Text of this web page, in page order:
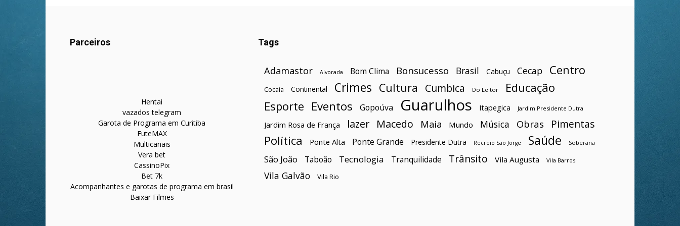
Parceiros
Hentai
vazados telegram
Garota de Programa em Curitiba
FuteMAX
Multicanais
Vera bet
CassinoPix
Bet 7k
Acompanhantes e garotas de programa em brasil
Baixar Filmes
Tags
Adamastor Alvorada Bom Clima Bonsucesso Brasil Cabuçu Cecap Centro
Cocaia Continental Crimes Cultura Cumbica Do Leitor Educação
Esporte Eventos Gopoúva Guarulhos Itapegica Jardim Presidente Dutra
Jardim Rosa de França lazer Macedo Maia Mundo Música Obras Pimentas
Política Ponte Alta Ponte Grande Presidente Dutra Recreio São Jorge Saúde Soberana
São João Taboão Tecnologia Tranquilidade Trânsito Vila Augusta Vila Barros
Vila Galvão Vila Rio